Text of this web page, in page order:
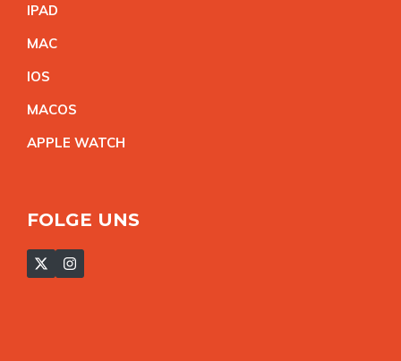
IPAD
MAC
IOS
MACOS
APPLE WATCH
FOLGE UNS